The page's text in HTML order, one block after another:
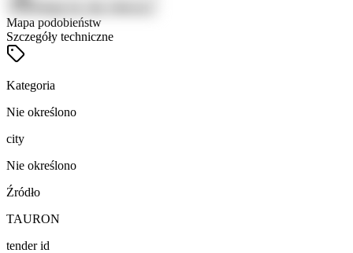
Mapa podobieństw
Szczegóły techniczne
Kategoria
Nie określono
city
Nie określono
Źródło
TAURON
tender id